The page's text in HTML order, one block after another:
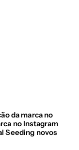
da marca no
no Instagram
Seeding novos